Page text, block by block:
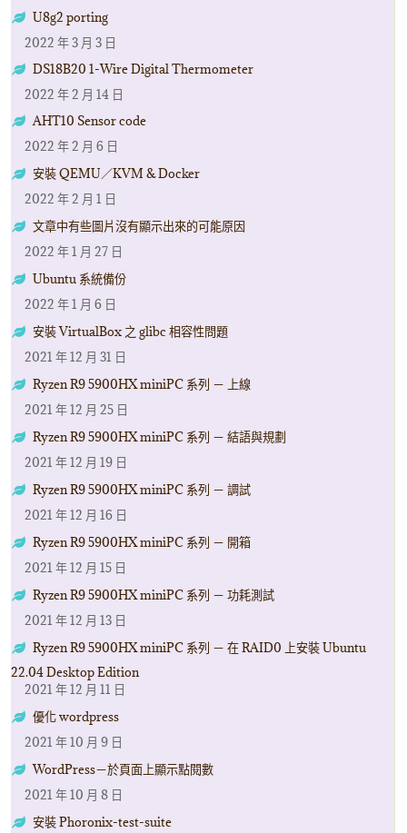
U8g2 porting
2022 年 3 月 3 日
DS18B20 1-Wire Digital Thermometer
2022 年 2 月 14 日
AHT10 Sensor code
2022 年 2 月 6 日
安裝 QEMU／KVM & Docker
2022 年 2 月 1 日
文章中有些圖片沒有顯示出來的可能原因
2022 年 1 月 27 日
Ubuntu 系統備份
2022 年 1 月 6 日
安裝 VirtualBox 之 glibc 相容性問題
2021 年 12 月 31 日
Ryzen R9 5900HX miniPC 系列 － 上線
2021 年 12 月 25 日
Ryzen R9 5900HX miniPC 系列 － 結語與規劃
2021 年 12 月 19 日
Ryzen R9 5900HX miniPC 系列 － 調試
2021 年 12 月 16 日
Ryzen R9 5900HX miniPC 系列 － 開箱
2021 年 12 月 15 日
Ryzen R9 5900HX miniPC 系列 － 功耗測試
2021 年 12 月 13 日
Ryzen R9 5900HX miniPC 系列 － 在 RAID0 上安裝 Ubuntu
22.04 Desktop Edition
2021 年 12 月 11 日
優化 wordpress
2021 年 10 月 9 日
WordPress－於頁面上顯示點閱數
2021 年 10 月 8 日
安裝 Phoronix-test-suite